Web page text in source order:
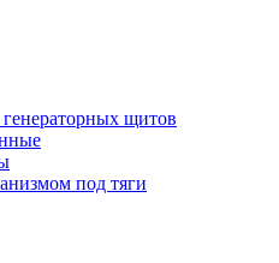
щитов
под тяги